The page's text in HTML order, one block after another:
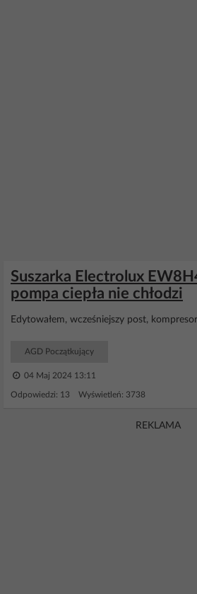
Suszarka Electrolux
pompa ciepła nie chłodzi
Edytowałem, wcześniejszy post,
AGD Początkujący
04 Maj 2024 13:11
Odpowiedzi: 13 Wyświetleń: 3738
REKLAMA